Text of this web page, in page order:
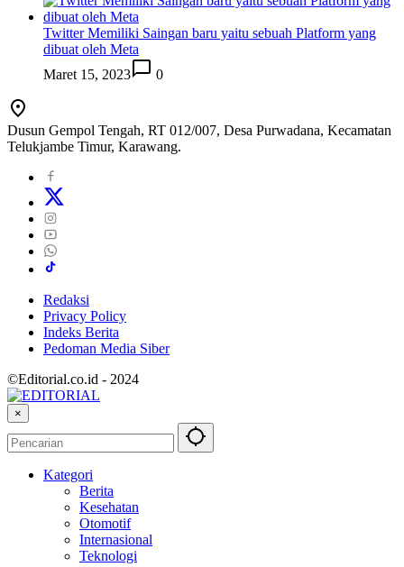
Twitter Memiliki Saingan baru yaitu sebuah Platform yang
dibuat oleh Meta
Maret 15, 2023
0
Dusun Gempol Tengah, RT 012/007, Desa Purwadana, Kecamatan
Telukjambe Timur, Karawang.
Redaksi
Privacy Policy
Indeks Berita
Pedoman Media Siber
©Editorial.co.id - 2024
×
Kategori
Berita
Kesehatan
Otomotif
Internasional
Teknologi